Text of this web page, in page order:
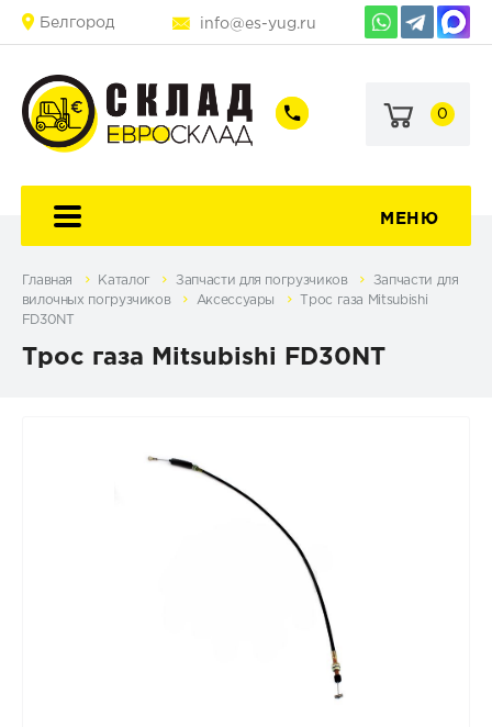
Белгород info@es-yug.ru
+7
60-
+7
69-
0
МЕНЮ
Главная Каталог Запчасти для погрузчиков
Запчасти для
вилочных погрузчиков
Аксессуары
Трос газа Mitsubishi
FD30NT
Трос газа Mitsubishi FD30NT